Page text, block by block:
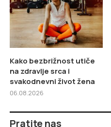
Kako bezbrižnost utiče
na zdravlje srca i
svakodnevni život žena
06.08.2026
Pratite nas